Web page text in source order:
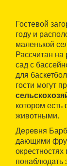
Гостевой
году и
маленькой
Рассчитан
сад с
для
гости могут
котором
животными.
Деревня
дающими
понаблюдать